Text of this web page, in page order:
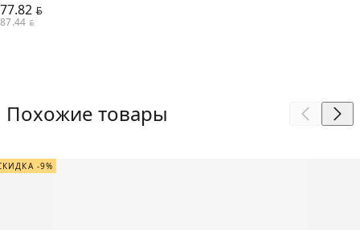
77.82 BYN
87.44 BYN
Похожие товары
-9%